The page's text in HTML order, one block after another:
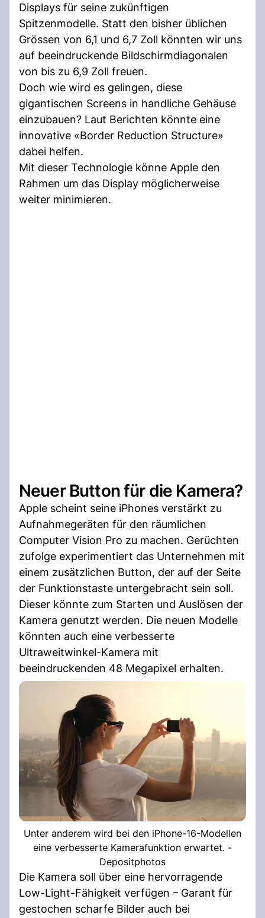
Displays für seine zukünftigen
Spitzenmodelle. Statt den bisher üblichen
Grössen von 6,1 und 6,7 Zoll könnten wir uns
auf beeindruckende Bildschirmdiagonalen
von bis zu 6,9 Zoll freuen.
Doch wie wird es gelingen, diese
gigantischen Screens in handliche Gehäuse
einzubauen? Laut Berichten könnte eine
innovative «Border Reduction Structure»
dabei helfen.
Mit dieser Technologie könne Apple den
Rahmen um das Display möglicherweise
weiter minimieren.
Neuer Button für die Kamera?
Apple scheint seine iPhones verstärkt zu
Aufnahmegeräten für den räumlichen
Computer Vision Pro zu machen. Gerüchten
zufolge experimentiert das Unternehmen mit
einem zusätzlichen Button, der auf der Seite
der Funktionstaste untergebracht sein soll.
Dieser könnte zum Starten und Auslösen der
Kamera genutzt werden. Die neuen Modelle
könnten auch eine verbesserte
Ultraweitwinkel-Kamera mit
beeindruckenden 48 Megapixel erhalten.
Unter anderem wird bei den iPhone-16-Modellen
eine verbesserte Kamerafunktion erwartet. -
Depositphotos
Die Kamera soll über eine hervorragende
Low-Light-Fähigkeit verfügen – Garant für
gestochen scharfe Bilder auch bei